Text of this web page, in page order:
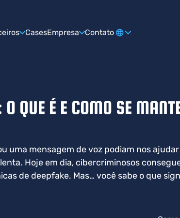
CasesEmpresa Contato
QUE É E COMO SE
uma mensagem de voz podiam nos
Hoje em dia, cibercriminosos
de deepfake. Mas… você sabe o que